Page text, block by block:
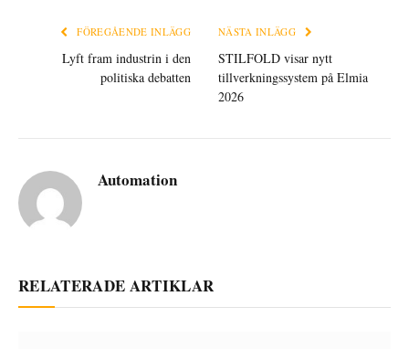
FÖREGÅENDE INLÄGG
Lyft fram industrin i den
politiska debatten
NÄSTA INLÄGG
STILFOLD visar nytt
tillverkningssystem på Elmia
2026
Automation
RELATERADE ARTIKLAR